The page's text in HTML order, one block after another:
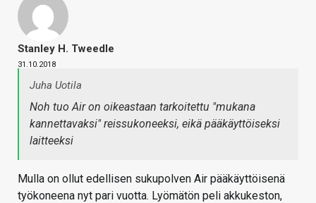
Stanley H. Tweedle
31.10.2018
Juha Uotila
Noh tuo Air on oikeastaan tarkoitettu "mukana
kannettavaksi" reissukoneeksi, eikä pääkäyttöiseksi
laitteeksi
Mulla on ollut edellisen sukupolven Air pääkäyttöisenä
työkoneena nyt pari vuotta. Lyömätön peli akkukeston,